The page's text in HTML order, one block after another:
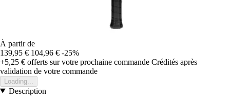
À partir de
139,95 € 104,96 € -25%
+5,25 € offerts sur votre prochaine commande Crédités après
validation de votre commande
Loading...
Description